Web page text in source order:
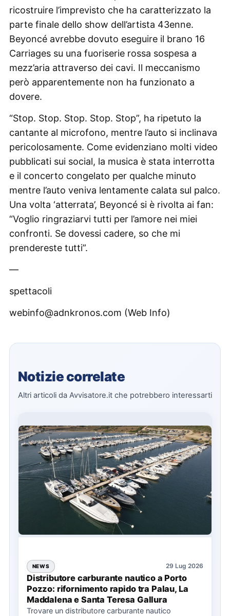
ricostruire l’imprevisto che ha caratterizzato la
parte finale dello show dell’artista 43enne.
Beyoncé avrebbe dovuto eseguire il brano 16
Carriages su una fuoriserie rossa sospesa a
mezz’aria attraverso dei cavi. Il meccanismo
però apparentemente non ha funzionato a
dovere.
“Stop. Stop. Stop. Stop. Stop”, ha ripetuto la
cantante al microfono, mentre l’auto si inclinava
pericolosamente. Come evidenziano molti video
pubblicati sui social, la musica è stata interrotta
e il concerto congelato per qualche minuto
mentre l’auto veniva lentamente calata sul palco.
Una volta ‘atterrata’, Beyoncé si è rivolta ai fan:
“Voglio ringraziarvi tutti per l’amore nei miei
confronti. Se dovessi cadere, so che mi
prendereste tutti”.
—
spettacoli
webinfo@adnkronos.com (Web Info)
Notizie correlate
Altri articoli da Avvisatore.it che potrebbero interessarti
NEWS 29 Lug 2026
Distributore carburante nautico a Porto
Pozzo: rifornimento rapido tra Palau, La
Maddalena e Santa Teresa Gallura
Trovare un distributore carburante nautico